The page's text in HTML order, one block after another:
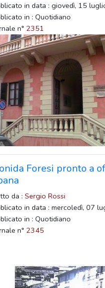
in data : giovedì, 15
in : Quotidiano
n° 2351
Foresi pronto a
da : Sergio Rossi
in data : mercoledì, 07
in : Quotidiano
n° 2345